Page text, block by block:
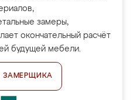
замеры,
окончательный расчёт
будущей мебели.
ЗАМЕРЩИКА